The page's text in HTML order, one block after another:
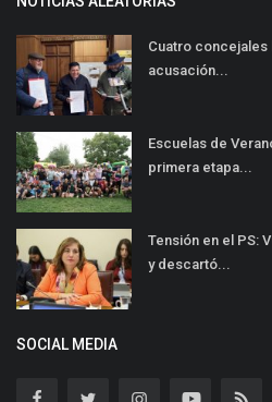
Cuatro concejales
acusación...
Escuelas de
primera etapa...
Tensión en el PS:
y descartó...
SOCIAL MEDIA